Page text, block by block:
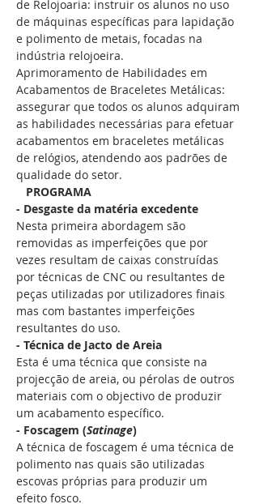
de Relojoaria: instruir os alunos no uso
de máquinas específicas para lapidação
e polimento de metais, focadas na
indústria relojoeira.
Aprimoramento de Habilidades em
Acabamentos de Braceletes Metálicas:
assegurar que todos os alunos adquiram
as habilidades necessárias para efetuar
acabamentos em braceletes metálicas
de relógios, atendendo aos padrões de
qualidade do setor.
PROGRAMA
- Desgaste da matéria excedente
Nesta primeira abordagem são
removidas as imperfeições que por
vezes resultam de caixas construídas
por técnicas de CNC ou resultantes de
peças utilizadas por utilizadores finais
mas com bastantes imperfeições
resultantes do uso.
- Técnica de Jacto de Areia
Esta é uma técnica que consiste na
projecção de areia, ou pérolas de outros
materiais com o objectivo de produzir
um acabamento específico.
- Foscagem (Satinage)
A técnica de foscagem é uma técnica de
polimento nas quais são utilizadas
escovas próprias para produzir um
efeito fosco.